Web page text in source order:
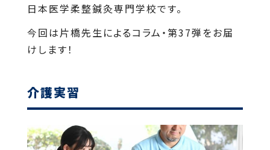
日本医学柔整鍼灸専門学校です。
今回は片橋先生によるコラム・第37弾をお届
けします！
介護実習